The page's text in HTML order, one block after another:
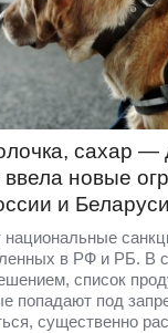
сахар —
ввела новые
и Беларуси
национальные
в РФ и РБ. В
список
попадают под
существенно